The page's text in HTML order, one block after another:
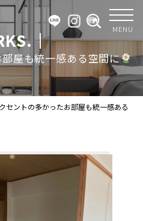
MENU
｜
屋も統一感ある空間に
セントの多かったお部屋も統一感ある